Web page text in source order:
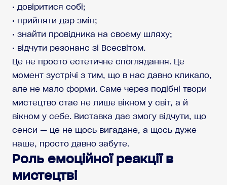
• довіритися собі;
• прийняти дар змін;
• знайти провідника на своєму шляху;
• відчути резонанс зі Всесвітом.
Це не просто естетичне споглядання. Це
момент зустрічі з тим, що в нас давно кликало,
але не мало форми. Саме через подібні твори
мистецтво стає не лише вікном у світ, а й
вікном у себе. Виставка дає змогу відчути, що
сенси — це не щось вигадане, а щось дуже
наше, просто давно забуте.
Роль емоційної реакції в
мистецтві